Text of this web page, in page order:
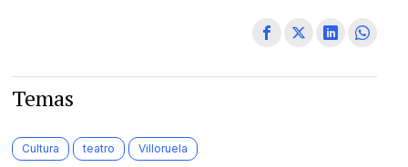
Temas
Cultura teatro Villoruela